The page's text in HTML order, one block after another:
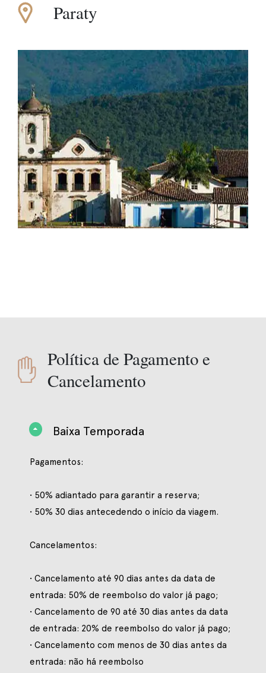
Paraty
Política de Pagamento e
Cancelamento
Baixa Temporada
Pagamentos:
• 50% adiantado para garantir a reserva;
• 50% 30 dias antecedendo o início da viagem.
Cancelamentos:
• Cancelamento até 90 dias antes da data de
entrada: 50% de reembolso do valor já pago;
• Cancelamento de 90 até 30 dias antes da data
de entrada: 20% de reembolso do valor já pago;
• Cancelamento com menos de 30 dias antes da
entrada: não há reembolso